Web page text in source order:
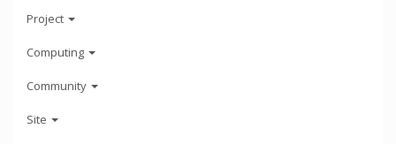
Project
Computing
Community
Site